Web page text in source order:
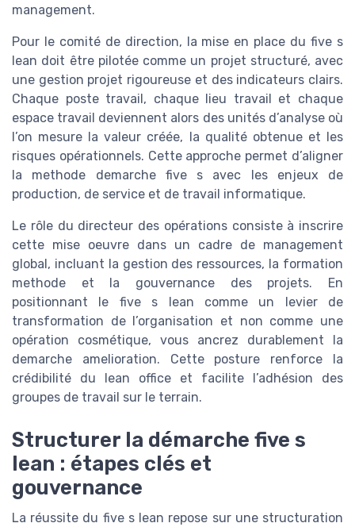
management.
Pour le comité de direction, la mise en place du five s
lean doit être pilotée comme un projet structuré, avec
une gestion projet rigoureuse et des indicateurs clairs.
Chaque poste travail, chaque lieu travail et chaque
espace travail deviennent alors des unités d’analyse où
l’on mesure la valeur créée, la qualité obtenue et les
risques opérationnels. Cette approche permet d’aligner
la methode demarche five s avec les enjeux de
production, de service et de travail informatique.
Le rôle du directeur des opérations consiste à inscrire
cette mise oeuvre dans un cadre de management
global, incluant la gestion des ressources, la formation
methode et la gouvernance des projets. En
positionnant le five s lean comme un levier de
transformation de l’organisation et non comme une
opération cosmétique, vous ancrez durablement la
demarche amelioration. Cette posture renforce la
crédibilité du lean office et facilite l’adhésion des
groupes de travail sur le terrain.
Structurer la démarche five s
lean : étapes clés et
gouvernance
La réussite du five s lean repose sur une structuration